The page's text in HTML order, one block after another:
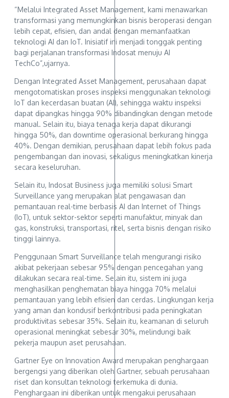
“Melalui Integrated Asset Management, kami menawarkan
transformasi yang memungkinkan bisnis beroperasi dengan
lebih cepat, efisien, dan andal dengan memanfaatkan
teknologi AI dan IoT. Inisiatif ini menjadi tonggak penting
bagi perjalanan transformasi Indosat menuju AI
TechCo”,ujarnya.
Dengan Integrated Asset Management, perusahaan dapat
mengotomatiskan proses inspeksi menggunakan teknologi
IoT dan kecerdasan buatan (AI), sehingga waktu inspeksi
dapat dipangkas hingga 90% dibandingkan dengan metode
manual. Selain itu, biaya tenaga kerja dapat dikurangi
hingga 50%, dan downtime operasional berkurang hingga
40%. Dengan demikian, perusahaan dapat lebih fokus pada
pengembangan dan inovasi, sekaligus meningkatkan kinerja
secara keseluruhan.
Selain itu, Indosat Business juga memiliki solusi Smart
Surveillance yang merupakan alat pengawasan dan
pemantauan real-time berbasis AI dan Internet of Things
(IoT), untuk sektor-sektor seperti manufaktur, minyak dan
gas, konstruksi, transportasi, ritel, serta bisnis dengan risiko
tinggi lainnya.
Penggunaan Smart Surveillance telah mengurangi risiko
akibat pekerjaan sebesar 95% dengan pencegahan yang
dilakukan secara real-time. Selain itu, sistem ini juga
menghasilkan penghematan biaya hingga 70% melalui
pemantauan yang lebih efisien dan cerdas. Lingkungan kerja
yang aman dan kondusif berkontribusi pada peningkatan
produktivitas sebesar 35%. Selain itu, keamanan di seluruh
operasional meningkat sebesar 30%, melindungi baik
pekerja maupun aset perusahaan.
Gartner Eye on Innovation Award merupakan penghargaan
bergengsi yang diberikan oleh Gartner, sebuah perusahaan
riset dan konsultan teknologi terkemuka di dunia.
Penghargaan ini diberikan untuk mengakui perusahaan